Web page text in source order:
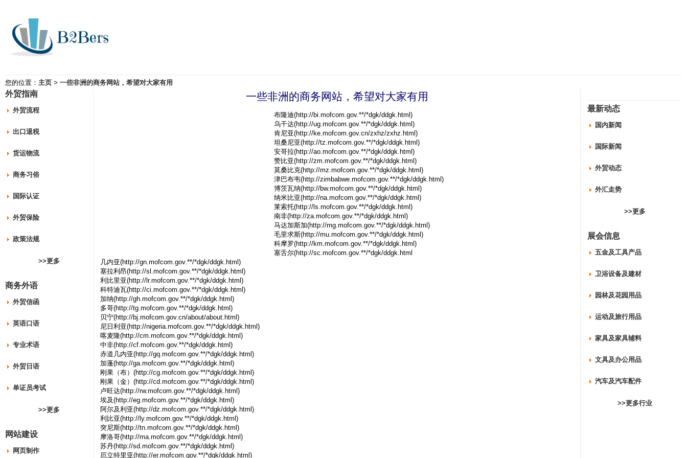
您的位置： 主页 > 一些非洲的商务网站，希望对大家有用
外贸指南
外贸流程
出口退税
货运物流
商务习俗
国际认证
外贸保险
政策法规
>>更多
商务外语
外贸信函
英语口语
专业术语
外贸日语
单证员考试
>>更多
网站建设
网页制作
一些非洲的商务网站，希望对大家有用
布隆迪(http://bi.mofcom.gov.**/*dgk/ddgk.html)
乌干达(http://ug.mofcom.gov.**/*dgk/ddgk.html)
肯尼亚(http://ke.mofcom.gov.cn/zxhz/zxhz.html)
坦桑尼亚(http://tz.mofcom.gov.**/*dgk/ddgk.html)
安哥拉(http://ao.mofcom.gov.**/*dgk/ddgk.html)
赞比亚(http://zm.mofcom.gov.**/*dgk/ddgk.html)
莫桑比克(http://mz.mofcom.gov.**/*dgk/ddgk.html)
津巴布韦(http://zimbabwe.mofcom.gov.**/*dgk/ddgk.html)
博茨瓦纳(http://bw.mofcom.gov.**/*dgk/ddgk.html)
纳米比亚(http://na.mofcom.gov.**/*dgk/ddgk.html)
莱索托(http://ls.mofcom.gov.**/*dgk/ddgk.html)
南非(http://za.mofcom.gov.**/*dgk/ddgk.html)
马达加斯加(http://mg.mofcom.gov.**/*dgk/ddgk.html)
毛里求斯(http://mu.mofcom.gov.**/*dgk/ddgk.html)
科摩罗(http://km.mofcom.gov.**/*dgk/ddgk.html)
塞舌尔(http://sc.mofcom.gov.**/*dgk/ddgk.html
几内亚(http://gn.mofcom.gov.**/*dgk/ddgk.html)
塞拉利昂(http://sl.mofcom.gov.**/*dgk/ddgk.html)
利比里亚(http://lr.mofcom.gov.**/*dgk/ddgk.html)
科特迪瓦(http://ci.mofcom.gov.**/*dgk/ddgk.html)
加纳(http://gh.mofcom.gov.**/*dgk/ddgk.html)
多哥(http://tg.mofcom.gov.**/*dgk/ddgk.html)
贝宁(http://bj.mofcom.gov.cn/about/about.html)
尼日利亚(http://nigeria.mofcom.gov.**/*dgk/ddgk.html)
喀麦隆(http://cm.mofcom.gov.**/*dgk/ddgk.html)
中非(http://cf.mofcom.gov.**/*dgk/ddgk.html)
赤道几内亚(http://gq.mofcom.gov.**/*dgk/ddgk.html)
加蓬(http://ga.mofcom.gov.**/*dgk/ddgk.html)
刚果（布）(http://cg.mofcom.gov.**/*dgk/ddgk.html)
刚果（金）(http://cd.mofcom.gov.**/*dgk/ddgk.html)
卢旺达(http://rw.mofcom.gov.**/*dgk/ddgk.html)
埃及(http://eg.mofcom.gov.**/*dgk/ddgk.html)
阿尔及利亚(http://dz.mofcom.gov.**/*dgk/ddgk.html)
利比亚(http://ly.mofcom.gov.**/*dgk/ddgk.html)
突尼斯(http://tn.mofcom.gov.**/*dgk/ddgk.html)
摩洛哥(http://ma.mofcom.gov.**/*dgk/ddgk.html)
苏丹(http://sd.mofcom.gov.**/*dgk/ddgk.html)
厄立特里亚(http://er.mofcom.gov.**/*dgk/ddgk.html)
最新动态
国内新闻
国际新闻
外贸动态
外汇走势
>>更多
展会信息
五金及工具产品
卫浴设备及建材
园林及花园用品
运动及旅行用品
家具及家具辅料
文具及办公用品
汽车及汽车配件
>>更多行业